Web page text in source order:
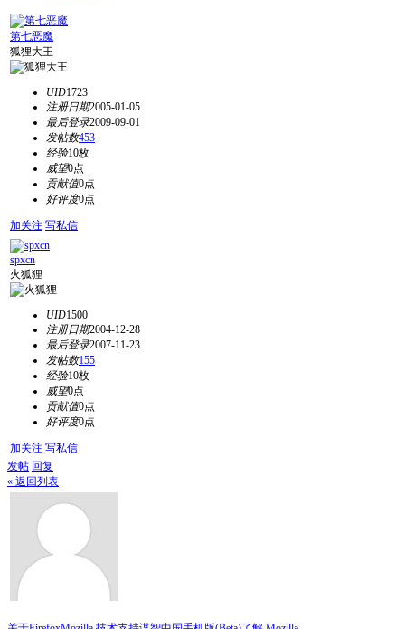
第七恶魔
狐狸大王
UID1723
注册日期2005-01-05
最后登录2009-09-01
发帖数453
经验10枚
威望0点
贡献值0点
好评度0点
加关注 写私信
spxcn
火狐狸
UID1500
注册日期2004-12-28
最后登录2007-11-23
发帖数155
经验10枚
威望0点
贡献值0点
好评度0点
加关注 写私信
发帖 回复
« 返回列表